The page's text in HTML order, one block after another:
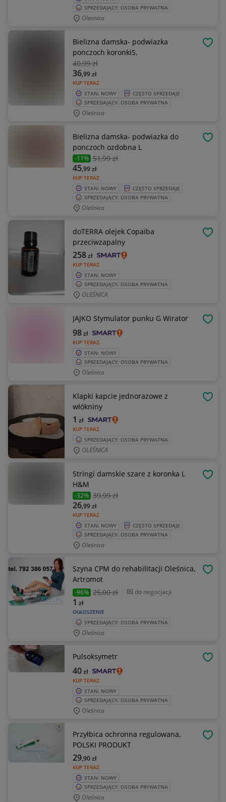
SPRZEDAJĄCY: OSOBA PRYWATNA
Olesnica
Bielizna damska- podwiazka
ponczoch koronkiS,
40,99 zł
KUP TERAZ
36,99zł
STAN: NOWY
CZĘSTO SPRZEDAJE
SPRZEDAJĄCY: OSOBA PRYWATNA
Oleśnica
Bielizna damska- podwiazka do
ponczoch ozdobna L
-11% 51,99 zł
KUP TERAZ
45,99zł
STAN: NOWY
CZĘSTO SPRZEDAJE
SPRZEDAJĄCY: OSOBA PRYWATNA
Oleśnica
doTERRA olejek Copaiba
przeciwzapalny
KUP TERAZ
258zł
STAN: NOWY
SPRZEDAJĄCY: OSOBA PRYWATNA
OLEŚNICA
JAJKO Stymulator punku G Wirator
KUP TERAZ
98zł
STAN: NOWY
SPRZEDAJĄCY: OSOBA PRYWATNA
Oleśnica
Klapki kapcie jednorazowe z
włókniny
KUP TERAZ
1 zł
SPRZEDAJĄCY: OSOBA PRYWATNA
OLEŚNICA
Stringi damskie szare z koronka L
H&M
-32% 39,99 zł
KUP TERAZ
26,99zł
STAN: NOWY
CZĘSTO SPRZEDAJE
SPRZEDAJĄCY: OSOBA PRYWATNA
Oleśnica
Szyna CPM do rehabilitacji Oleśnica,
Artromot
-96% 25,00 zł do negocjacji
OGŁOSZENIE
1 zł
SPRZEDAJĄCY: OSOBA PRYWATNA
Oleśnica
Pulsoksymetr
KUP TERAZ
40zł
STAN: NOWY
SPRZEDAJĄCY: OSOBA PRYWATNA
Oleśnica
Przyłbica ochronna regulowana,
POLSKI PRODUKT
KUP TERAZ
29,90zł
STAN: NOWY
SPRZEDAJĄCY: OSOBA PRYWATNA
Oleśnica